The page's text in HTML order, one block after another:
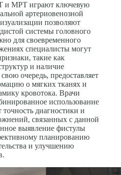
и МРТ играют ключевую
артериовенозной
позволяют
системы головного
для своевременного
специалисты могут
такие как
и наличие
очередь, предоставляет
о мягких тканях и
кровотока. Врачи
использование
диагностики и
связанных с данной
выявление фистулы
планированию
и улучшению